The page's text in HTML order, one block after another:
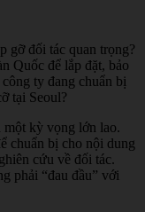
gỡ đối tác quan trọng?
Quốc để lắp đặt, bảo
ty đang chuẩn bị
tại Seoul?
một kỳ vọng lớn lao.
chuẩn bị cho nội dung
cứu về đối tác.
phải “đau đầu” với